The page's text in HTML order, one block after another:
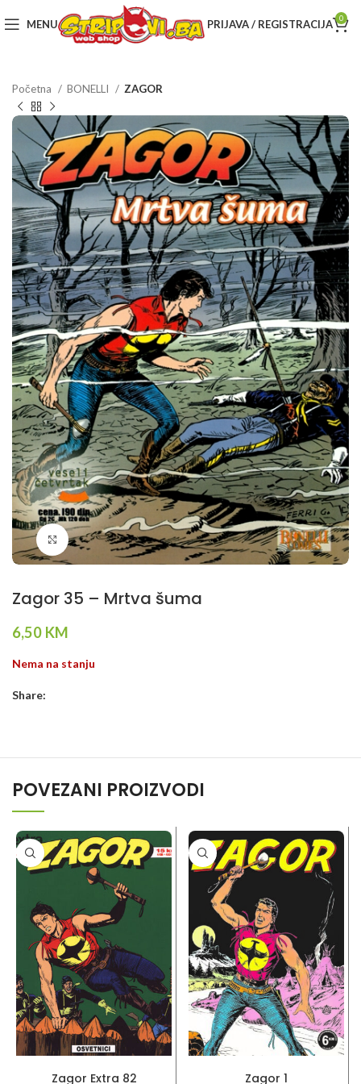
MENU PRIJAVA / REGISTRACIJA 0
Početna BONELLI ZAGOR
Klikni da povečaš
Zagor 35 – Mrtva šuma
6,50 KM
Nema na stanju
Share:
POVEZANI PROIZVODI
Zagor Extra 82 Zagor 1